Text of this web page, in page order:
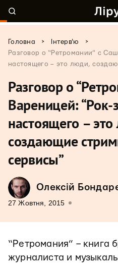
Головна > Інтерв'ю
>
Разговор о “Ретромании” с
настоящего – это люди,
Разговор о
Вареницей: “Рок-
настоящего –
создающие
сервисы”
Олексій
27 Жовтня, 2015
“Ретромания” – книга
журналиста и